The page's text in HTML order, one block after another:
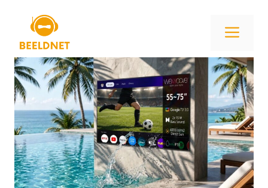
inhoud